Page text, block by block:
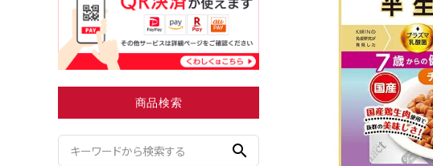
小型犬にオススメ ダイエット中にオススメ
商品検索
search